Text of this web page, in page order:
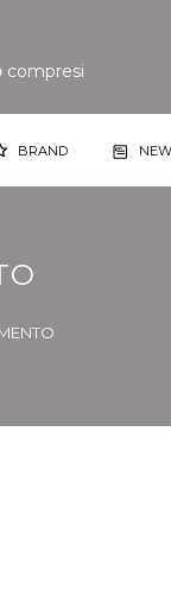
compresi
BRAND